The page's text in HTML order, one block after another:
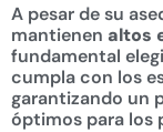
A pesar de su
mantienen altos
fundamental
cumpla con los
garantizando un
óptimos para los